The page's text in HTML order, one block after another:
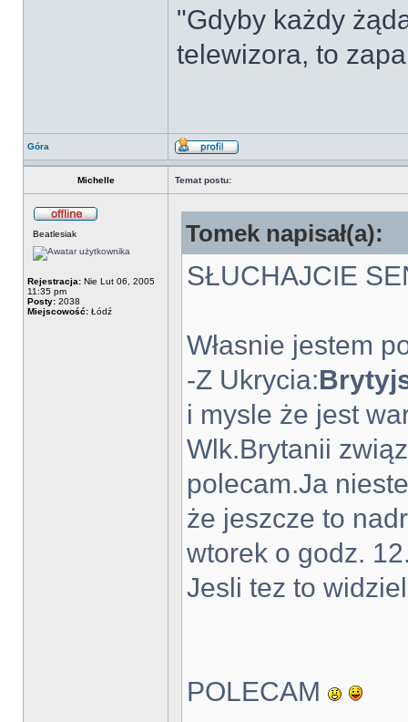
"Gdyby każdy
telewizora, to
Góra
Michelle Temat postu:
Beatlesiak
Rejestracja: Nie Lut 06, 2005
11:35 pm
Posty: 2038
Miejscowość: Łódź
Tomek napisał(a):
SŁUCHAJCIE
Własnie jestem
-Z Ukrycia:
i mysle że jest
Wlk.Brytanii
polecam.Ja
że jeszcze to
wtorek o godz.
Jesli tez to
POLECAM